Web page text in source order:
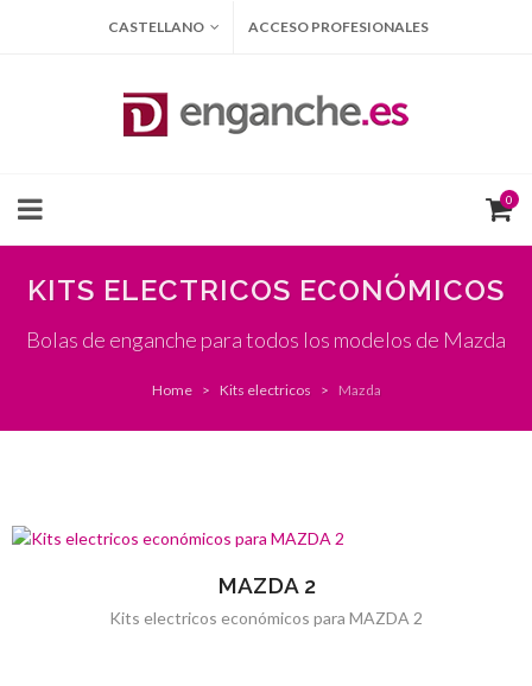
CASTELLANO ACCESO PROFESIONALES
0
KITS ELECTRICOS ECONÓMICOS
Bolas de enganche para todos los modelos de Mazda
Home Kits electricos Mazda
MAZDA 2
Kits electricos económicos para MAZDA 2